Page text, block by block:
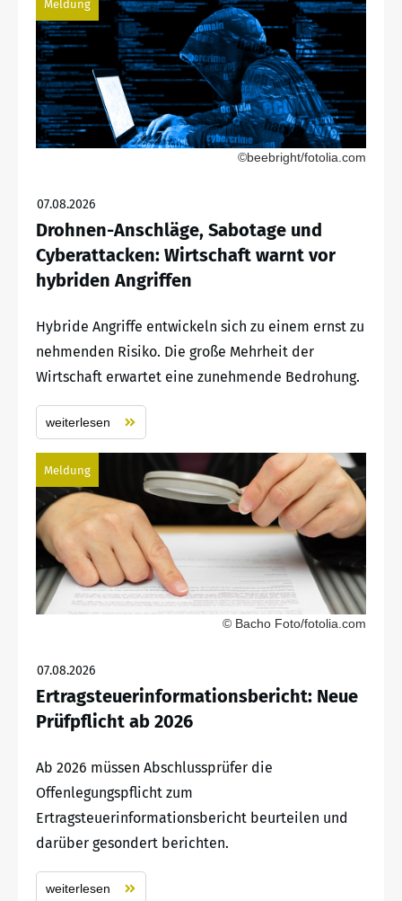
Meldung
©beebright/fotolia.com
07.08.2026
Drohnen-Anschläge, Sabotage und
Cyberattacken: Wirtschaft warnt vor
hybriden Angriffen
Hybride Angriffe entwickeln sich zu einem ernst zu
nehmenden Risiko. Die große Mehrheit der
Wirtschaft erwartet eine zunehmende Bedrohung.
weiterlesen
Meldung
© Bacho Foto/fotolia.com
07.08.2026
Ertragsteuerinformationsbericht: Neue
Prüfpflicht ab 2026
Ab 2026 müssen Abschlussprüfer die
Offenlegungspflicht zum
Ertragsteuerinformationsbericht beurteilen und
darüber gesondert berichten.
weiterlesen